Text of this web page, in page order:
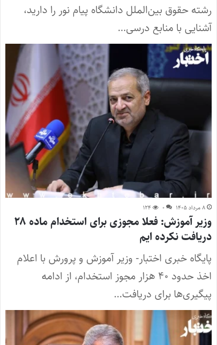
رشته حقوق بین‌الملل دانشگاه پیام نور را دارید،
آشنایی با منابع درسی…
۸ مرداد ۱۴۰۵ ۰ ۱۲۴
وزیر آموزش: فعلا مجوزی برای استخدام ماده ۲۸
دریافت نکرده ایم
پایگاه خبری اختبار- وزیر آموزش و پرورش با اعلام
اخذ حدود ۴۰ هزار مجوز استخدام، از ادامه
پیگیری‌ها برای دریافت…